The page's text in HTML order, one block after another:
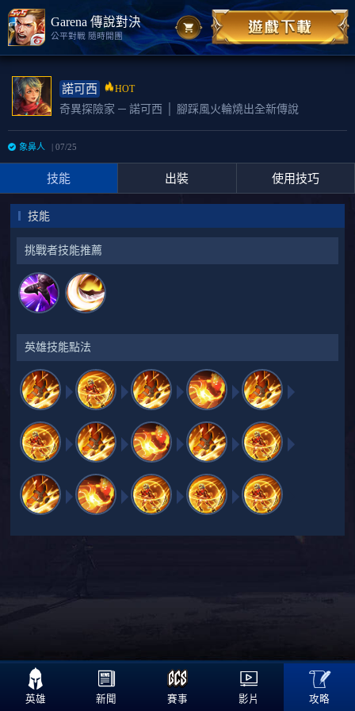
Garena 傳說對決
公平對戰 隨時開團
諾可西 HOT
奇異探險家 ─ 諾可西 │ 腳踩風火輪燒出全新傳說
象鼻人 | 07/25
技能 出裝 使用技巧
技能
挑戰者技能推薦
英雄技能點法
英雄 新聞 賽事 影片

攻略